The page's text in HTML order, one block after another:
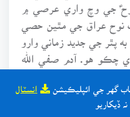
گهر جي ائپليڪيشن انسٽال
ڏيکاريو
جي وچ واري عرصي ۾
نوح عراق جي مٿين حصي
پٿر جي جديد زماني وارو
چڪو هو. آدم صفي الله
ڇڪتاڻ گھڻو وڌي وئي
پکڙجي چڪو هو. بادشاهن،
۽ پٺتي پيل طبقن تي